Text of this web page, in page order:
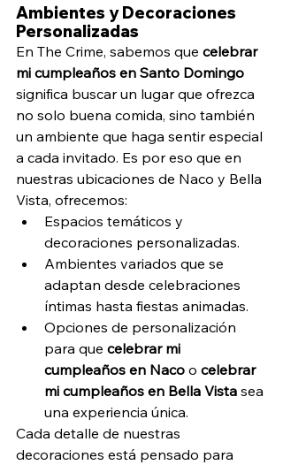
Ambientes y Decoraciones
Personalizadas
En The Crime, sabemos que celebrar
mi cumpleaños en Santo Domingo
significa buscar un lugar que ofrezca
no solo buena comida, sino también
un ambiente que haga sentir especial
a cada invitado. Es por eso que en
nuestras ubicaciones de Naco y Bella
Vista, ofrecemos:
Espacios temáticos y
decoraciones personalizadas.
Ambientes variados que se
adaptan desde celebraciones
íntimas hasta fiestas animadas.
Opciones de personalización
para que celebrar mi
cumpleaños en Naco o celebrar
mi cumpleaños en Bella Vista sea
una experiencia única.
Cada detalle de nuestras
decoraciones está pensado para